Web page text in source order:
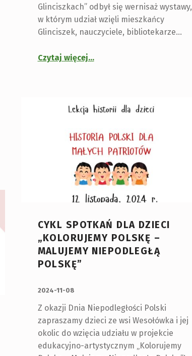
Glinciszkach” odbył się wernisaż wystawy,
w którym udział wzięli mieszkańcy
Glinciszek, nauczyciele, bibliotekarze…
Czytaj więcej…
CYKL SPOTKAŃ DLA DZIECI
„KOLORUJEMY POLSKĘ –
MALUJEMY NIEPODLEGŁĄ
POLSKĘ”
2024-11-08
Z okazji Dnia Niepodległości Polski
zapraszamy dzieci ze wsi Wesołówka i jej
okolic do wzięcia udziału w projekcie
edukacyjno-artystycznym „Kolorujemy